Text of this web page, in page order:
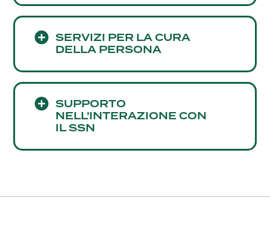
SERVIZI PER LA CURA
DELLA PERSONA
SUPPORTO
NELL'INTERAZIONE CON
IL SSN